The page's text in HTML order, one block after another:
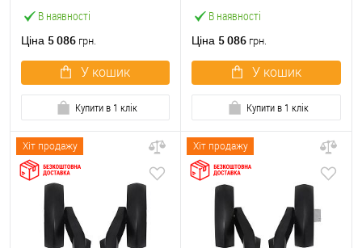
В наявності
чорний із замком та ручкою
Ціна 5 086 грн.
У кошик
Купити в 1 клік
В наявності
червоний із замком та
Ціна 5 086 грн.
У кошик
Купити в 1 клік
Хіт продажу Хіт продажу